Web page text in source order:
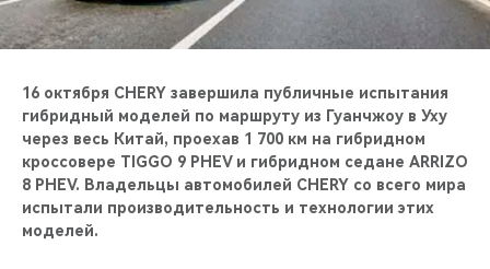
НАШИ МЕРОПРИЯТИЯ
CHERY ДЛЯ ДЕТЕЙ
16 октября CHERY завершила публичные испытания
гибридный моделей по маршруту из Гуанчжоу в Уху
через весь Китай, проехав 1 700 км на гибридном
кроссовере TIGGO 9 PHEV и гибридном седане ARRIZO
8 PHEV. Владельцы автомобилей CHERY со всего мира
испытали производительность и технологии этих
моделей.